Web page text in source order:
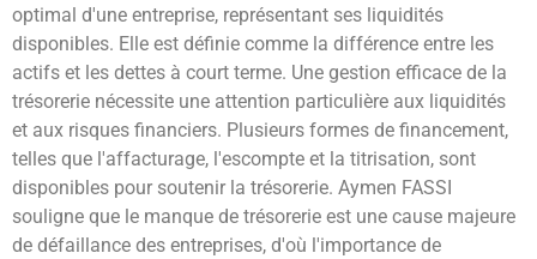
optimal d'une entreprise, représentant ses liquidités
disponibles. Elle est définie comme la différence entre les
actifs et les dettes à court terme. Une gestion efficace de la
trésorerie nécessite une attention particulière aux liquidités
et aux risques financiers. Plusieurs formes de financement,
telles que l'affacturage, l'escompte et la titrisation, sont
disponibles pour soutenir la trésorerie. Aymen FASSI
souligne que le manque de trésorerie est une cause majeure
de défaillance des entreprises, d'où l'importance de